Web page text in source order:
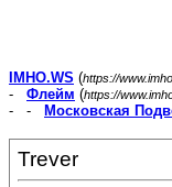
IMHO.WS (https://
- Флейм (https://
- -
Московская
Trever